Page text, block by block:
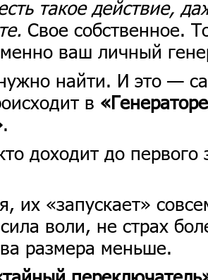
такое действие,
Свое собственное.
ваш личный
найти. И это —
в
.
доходит до
их «запускает»
воли, не страх
размера меньше.